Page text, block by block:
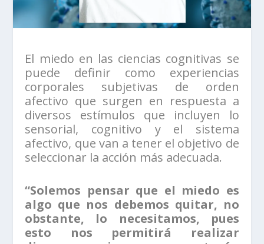
El miedo en las ciencias cognitivas se
puede definir como experiencias
corporales subjetivas de orden
afectivo que surgen en respuesta a
diversos estímulos que incluyen lo
sensorial, cognitivo y el sistema
afectivo, que van a tener el objetivo de
seleccionar la acción más adecuada.
“Solemos pensar que el miedo es
algo que nos debemos quitar, no
obstante, lo necesitamos, pues
esto nos permitirá realizar